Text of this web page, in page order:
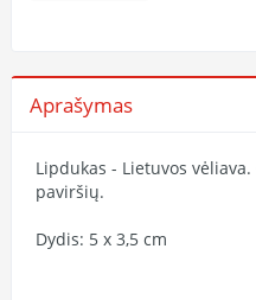
Aprašymas
Lipdukas - Lietuvos
paviršių.
Dydis: 5 x 3,5 cm